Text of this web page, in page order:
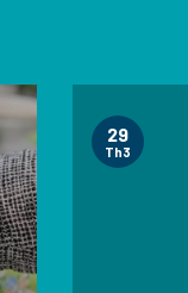
29
Th3